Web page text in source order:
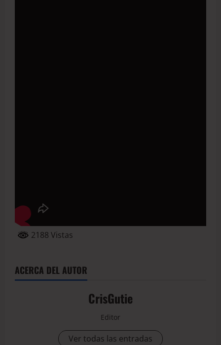
2188 Vistas
ACERCA DEL AUTOR
CrisGutie
Editor
Ver todas las entradas